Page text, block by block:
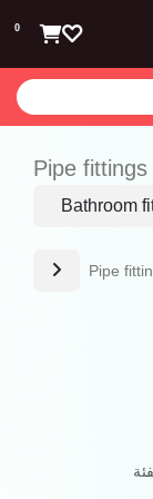
0
Pipe fittings
Bathroom
Pipe